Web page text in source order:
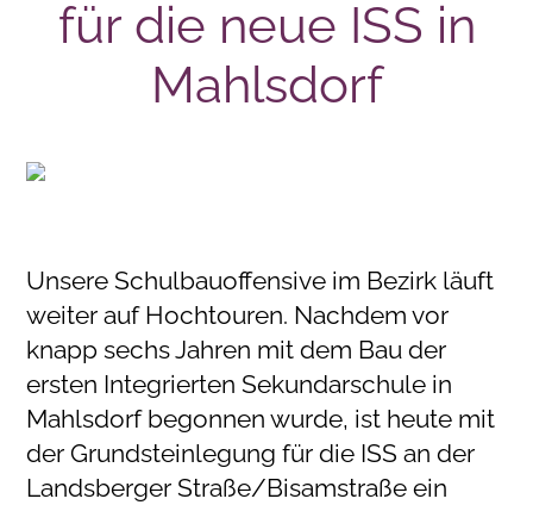
für die neue ISS in
Mahlsdorf
Unsere Schulbauoffensive im Bezirk läuft
weiter auf Hochtouren. Nachdem vor
knapp sechs Jahren mit dem Bau der
ersten Integrierten Sekundarschule in
Mahlsdorf begonnen wurde, ist heute mit
der Grundsteinlegung für die ISS an der
Landsberger Straße/Bisamstraße ein